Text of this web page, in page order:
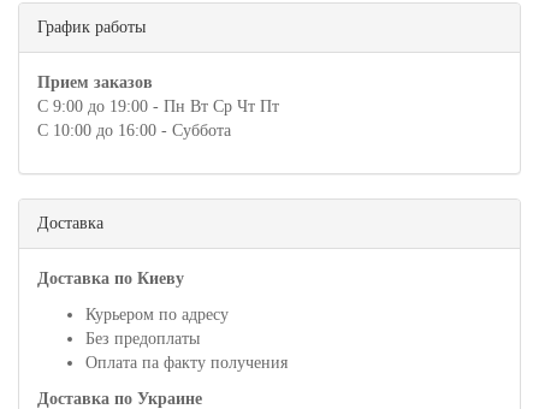
График работы
Прием заказов
С 9:00 до 19:00 - Пн Вт Ср Чт Пт
С 10:00 до 16:00 - Суббота
Доставка
Доставка по Киеву
Курьером по адресу
Без предоплаты
Оплата па факту получения
Доставка по Украине